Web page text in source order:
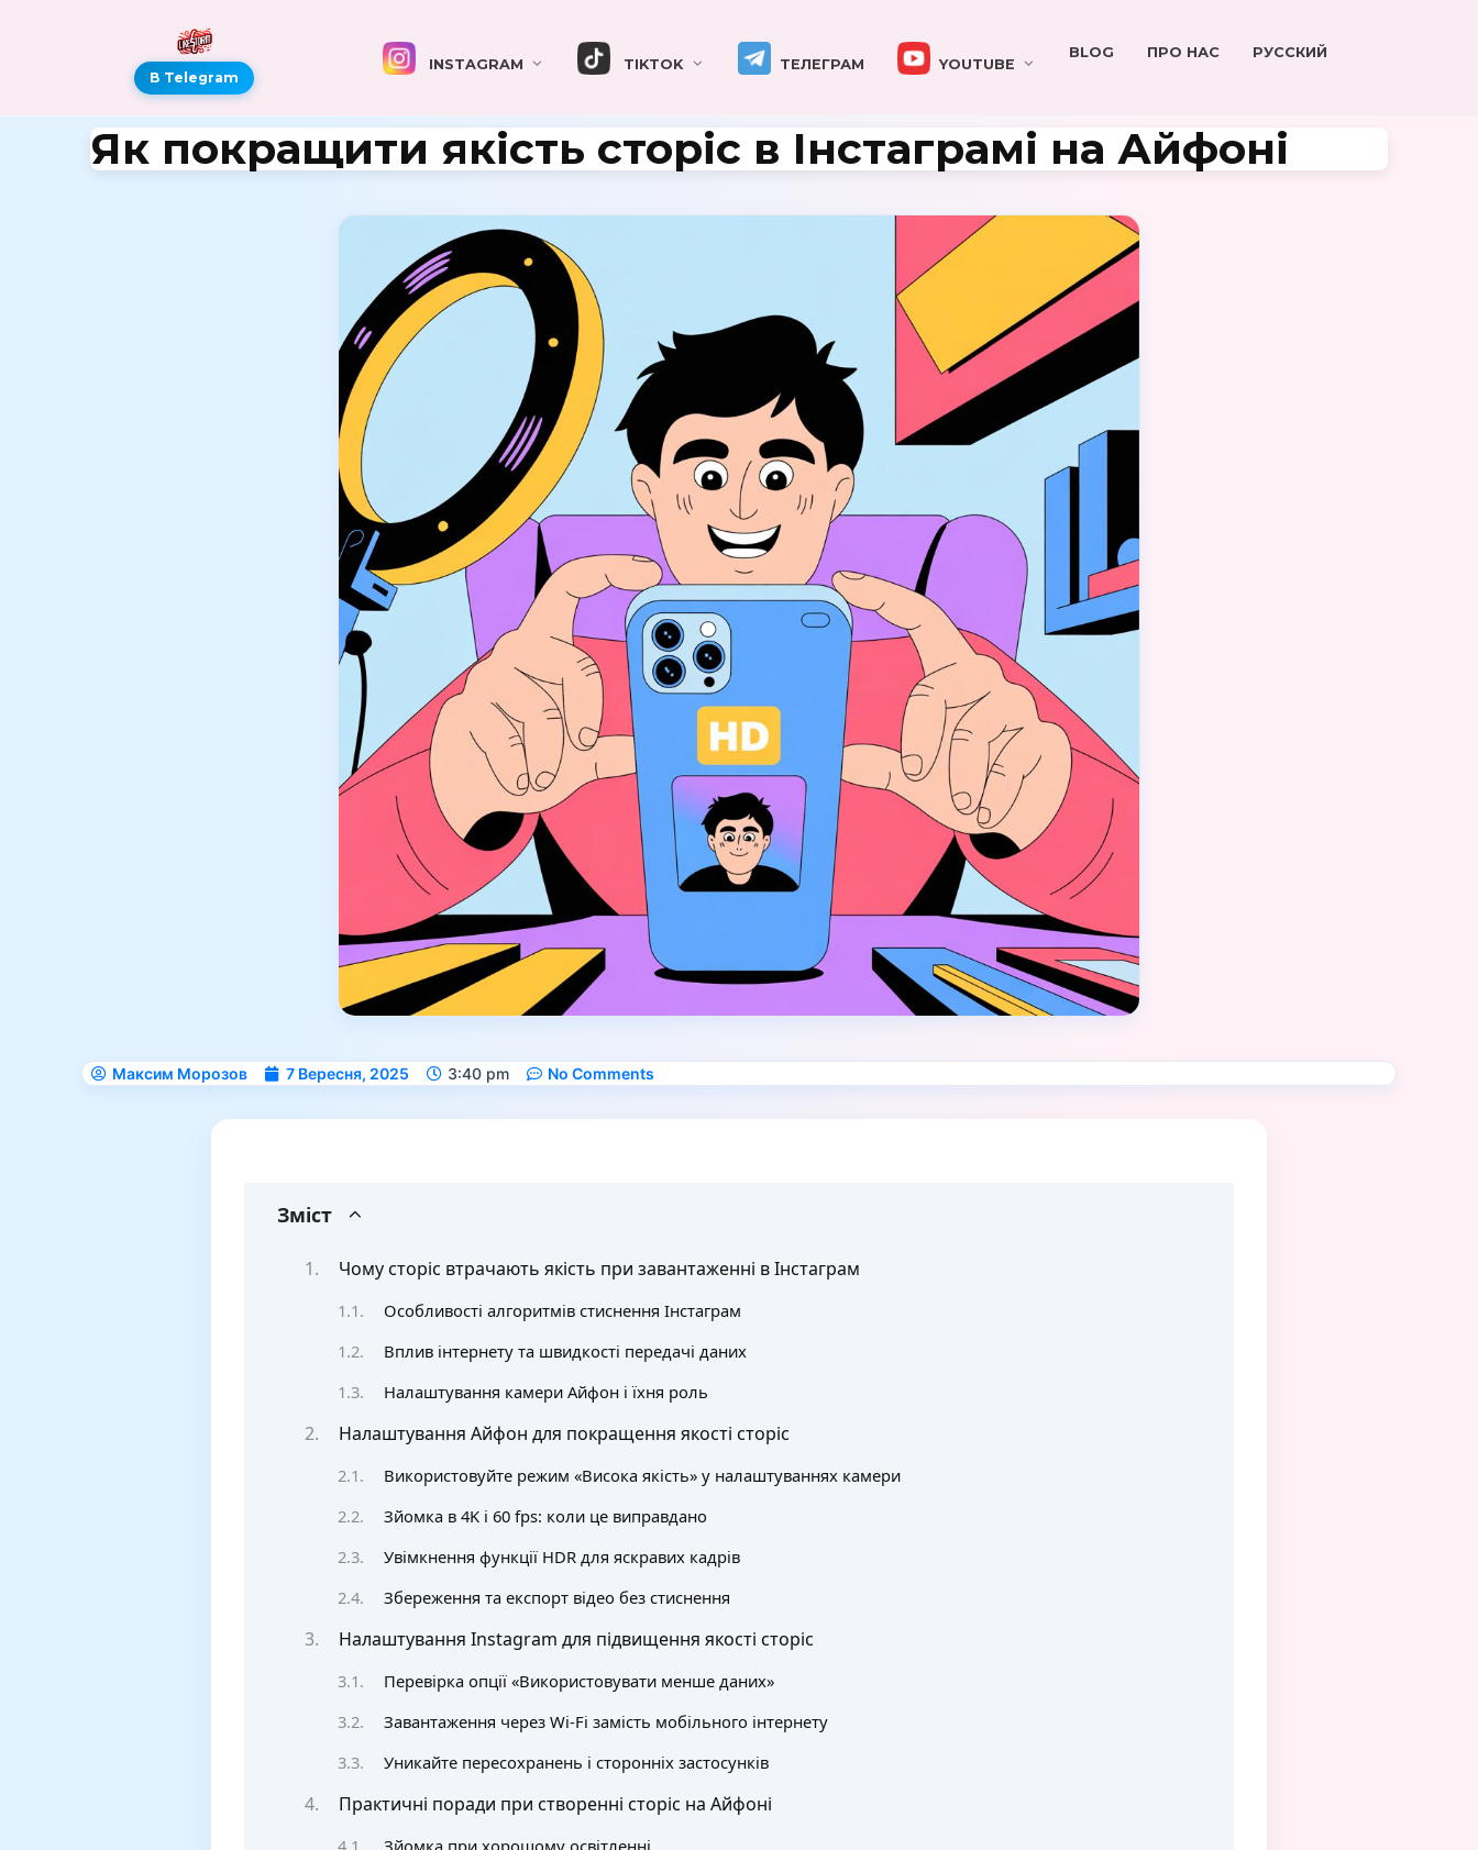
В Telegram
INSTAGRAM TIKTOK ТЕЛЕГРАМ YOUTUBE
BLOG ПРО НАС РУССКИЙ
Як покращити якість сторіс в Інстаграмі на Айфоні
Максим Морозов 7 Вересня, 2025 3:40 pm No Comments
Зміст
Чому сторіс втрачають якість при завантаженні в Інстаграм
Особливості алгоритмів стиснення Інстаграм
Вплив інтернету та швидкості передачі даних
Налаштування камери Айфон і їхня роль
Налаштування Айфон для покращення якості сторіс
Використовуйте режим «Висока якість» у налаштуваннях камери
Зйомка в 4K і 60 fps: коли це виправдано
Увімкнення функції HDR для яскравих кадрів
Збереження та експорт відео без стиснення
Налаштування Instagram для підвищення якості сторіс
Перевірка опції «Використовувати менше даних»
Завантаження через Wi-Fi замість мобільного інтернету
Уникайте пересохранень і сторонніх застосунків
Практичні поради при створенні сторіс на Айфоні